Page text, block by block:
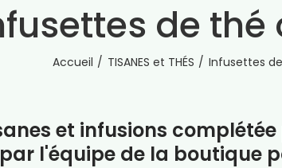
de thé
Accueil TISANES et THÉS Infusettes
et infusions
l'équipe de la boutique